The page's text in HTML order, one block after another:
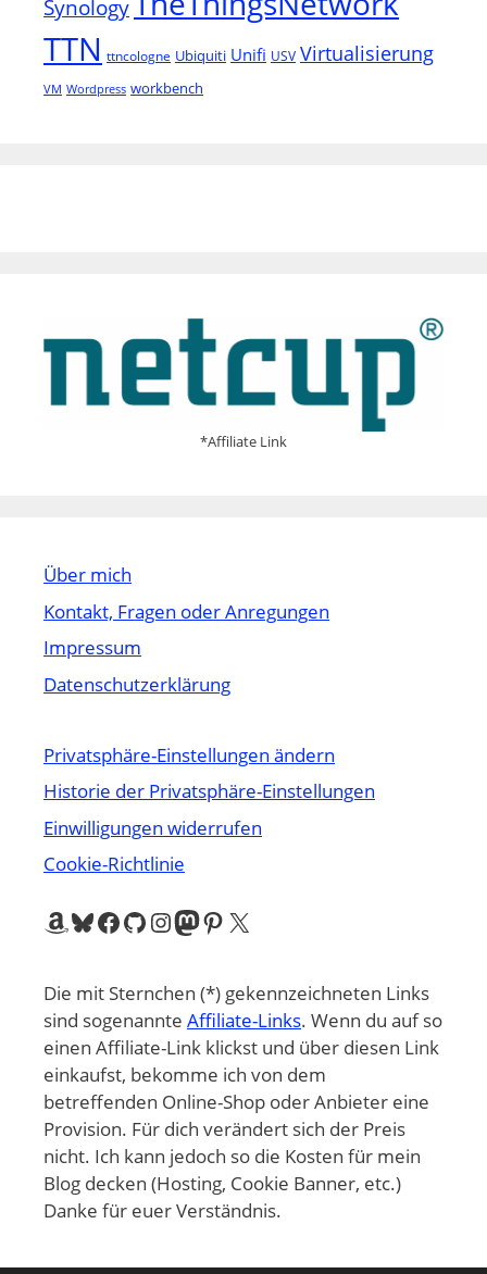
Synology
TTN ttncologne Ubiquiti Unifi USV Virtualisierung
VM Wordpress workbench
*Affiliate Link
Über mich
Kontakt, Fragen oder Anregungen
Impressum
Datenschutzerklärung
Privatsphäre-Einstellungen ändern
Historie der Privatsphäre-Einstellungen
Einwilligungen widerrufen
Cookie-Richtlinie
Amazon
Bluesky
Facebook
GitHub
Instagram
Mastodon
Pinterest
X
Die mit Sternchen (*) gekennzeichneten Links
sind sogenannte Affiliate-Links. Wenn du auf so
einen Affiliate-Link klickst und über diesen Link
einkaufst, bekomme ich von dem
betreffenden Online-Shop oder Anbieter eine
Provision. Für dich verändert sich der Preis
nicht. Ich kann jedoch so die Kosten für mein
Blog decken (Hosting, Cookie Banner, etc.)
Danke für euer Verständnis.